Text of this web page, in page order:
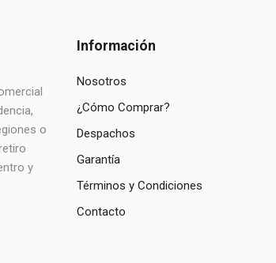
o
y
Información
Nosotros
¿Cómo Comprar?
Despachos
Garantía
Términos y Condiciones
Contacto